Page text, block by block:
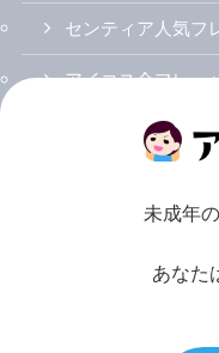
センティア人気フ
アイコス全フレー
アイコスイルマ初
アイコスイルマi
アイコスイルマi
アイコスイルマi/
未成年
あなた